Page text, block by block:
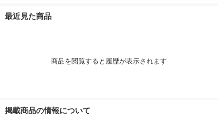
最近見た商品
商品を閲覧すると履歴が表示されます
掲載商品の情報について